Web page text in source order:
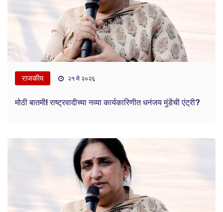
राजकीय २१ मे २०२६
मोठी बातमी! राष्ट्रवादीच्या नव्या कार्यकारिणीत धनंजय मुंडेंची एंट्री?